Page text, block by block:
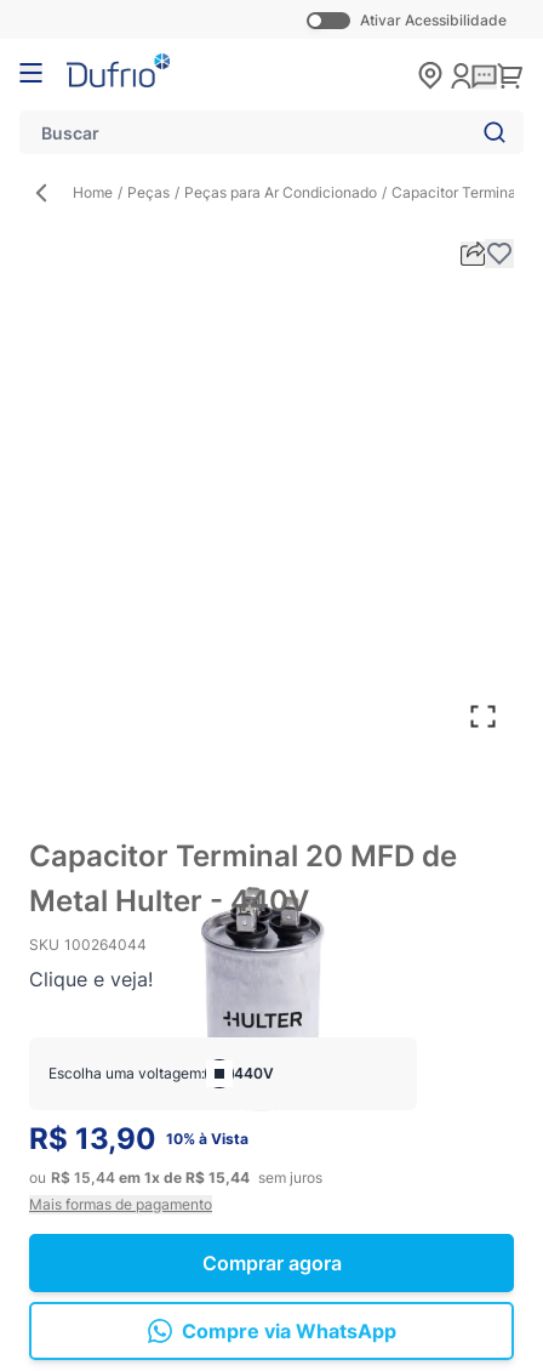
Ativar Acessibilidade
Pular para o conteúdo
Home / Peças / Peças para Ar Condicionado / Capacitor Terminal
Capacitor Terminal 20 MFD de
Metal Hulter - 440V
SKU 100264044
Clique e veja!
Comprar agora
Escolha uma voltagem: 440V
R$ 13,90 10% à Vista
ou R$ 15,44 em 1x de R$ 15,44 sem juros
Mais formas de pagamento
Compre via WhatsApp